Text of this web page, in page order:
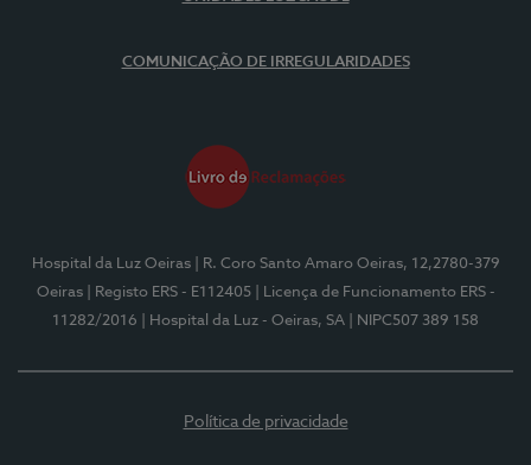
COMUNICAÇÃO DE IRREGULARIDADES
Hospital da Luz Oeiras
| R. Coro Santo Amaro Oeiras, 12,2780-379
Oeiras
| Registo ERS - E112405
| Licença de Funcionamento ERS -
11282/2016
| Hospital da Luz - Oeiras, SA | NIPC507 389 158
Política de privacidade